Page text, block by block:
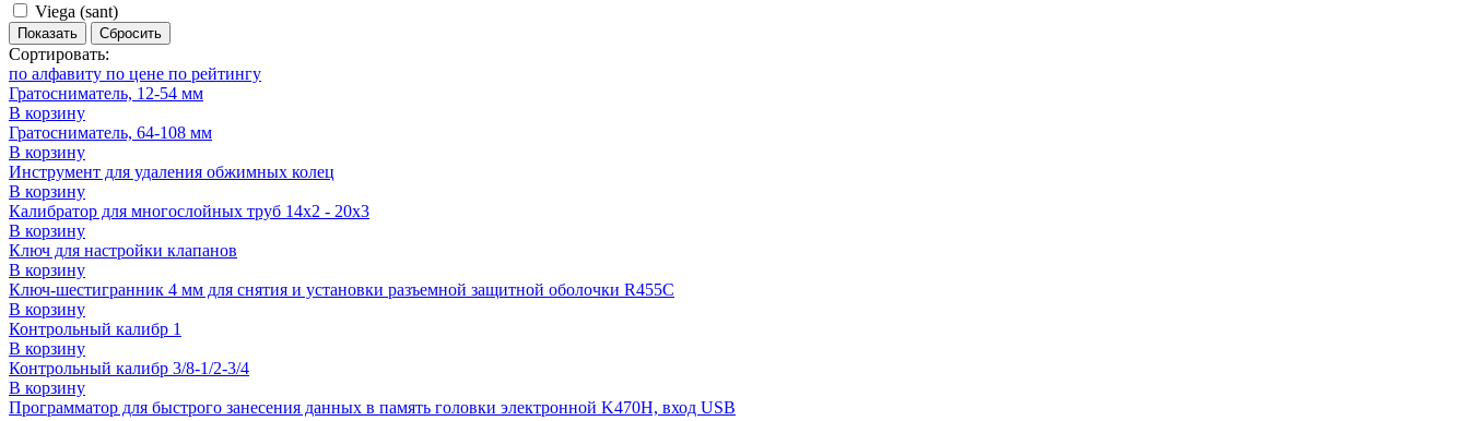
Viega (sant)
Показать Сбросить
Сортировать:
по алфавиту по цене по рейтингу
Гратосниматель, 12-54 мм
В корзину
Гратосниматель, 64-108 мм
В корзину
Инструмент для удаления обжимных колец
В корзину
Калибратор для многослойных труб 14x2 - 20x3
В корзину
Ключ для настройки клапанов
В корзину
Ключ-шестигранник 4 мм для снятия и установки разъемной защитной оболочки R455C
В корзину
Контрольный калибр 1
В корзину
Контрольный калибр 3/8-1/2-3/4
В корзину
Программатор для быстрого занесения данных в память головки электронной K470H, вход USB